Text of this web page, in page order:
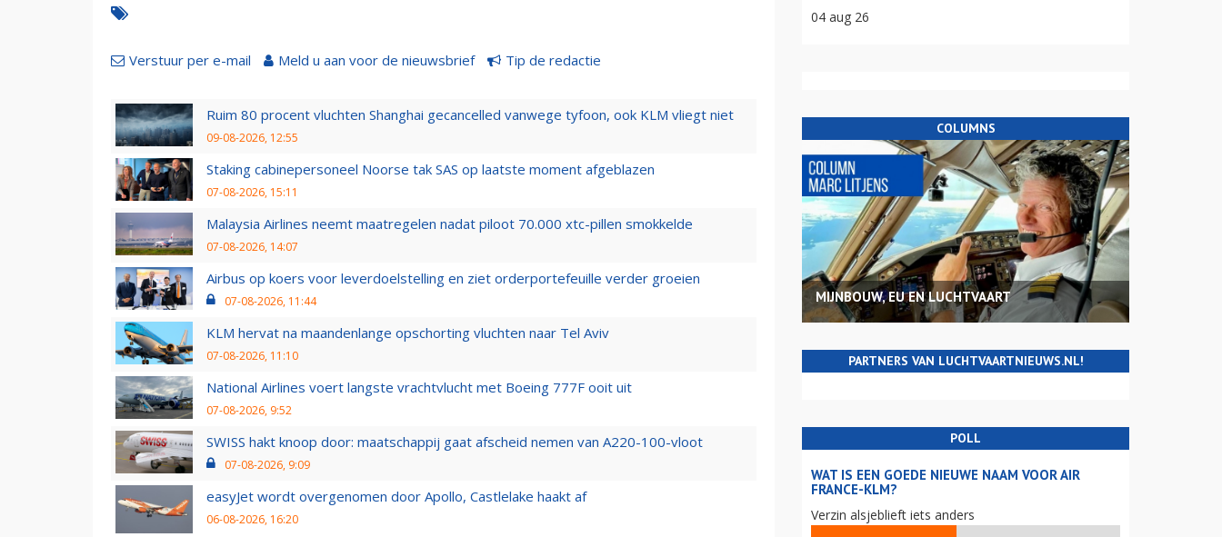
Verstuur per e-mail Meld u aan voor de nieuwsbrief Tip de redactie
Ruim 80 procent vluchten Shanghai gecancelled vanwege tyfoon, ook KLM vliegt niet
09-08-2026, 12:55
Staking cabinepersoneel Noorse tak SAS op laatste moment afgeblazen
07-08-2026, 15:11
Malaysia Airlines neemt maatregelen nadat piloot 70.000 xtc-pillen smokkelde
07-08-2026, 14:07
Airbus op koers voor leverdoelstelling en ziet orderportefeuille verder groeien
07-08-2026, 11:44
KLM hervat na maandenlange opschorting vluchten naar Tel Aviv
07-08-2026, 11:10
National Airlines voert langste vrachtvlucht met Boeing 777F ooit uit
07-08-2026, 9:52
SWISS hakt knoop door: maatschappij gaat afscheid nemen van A220-100-vloot
07-08-2026, 9:09
easyJet wordt overgenomen door Apollo, Castlelake haakt af
06-08-2026, 16:20
04 aug 26
COLUMNS
MIJNBOUW, EU EN LUCHTVAART
PARTNERS VAN LUCHTVAARTNIEUWS.NL!
POLL
WAT IS EEN GOEDE NIEUWE NAAM VOOR AIR
FRANCE-KLM?
Verzin alsjeblieft iets anders